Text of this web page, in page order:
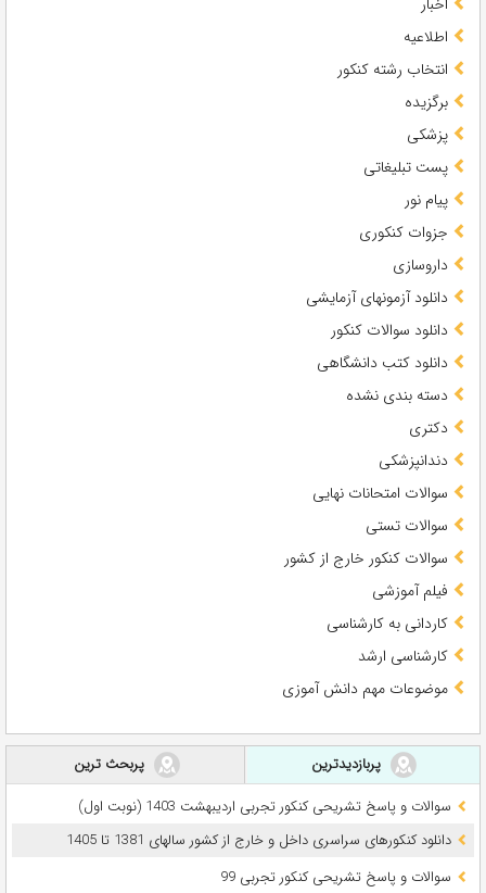
اطلاعیه
انتخاب رشته کنکور
برگزیده
پزشکی
پست تبلیغاتی
پیام نور
جزوات کنکوری
داروسازی
دانلود آزمونهای آزمایشی
دانلود سوالات کنکور
دانلود کتب دانشگاهی
دسته بندی نشده
دکتری
دندانپزشکی
سوالات امتحانات نهایی
سوالات تستی
سوالات کنکور خارج از کشور
فیلم آموزشی
کاردانی به کارشناسی
کارشناسی ارشد
موضوعات مهم دانش آموزی
پربازدیدترین
پربحث ترین
سوالات و پاسخ تشریحی کنکور تجربی اردیبهشت 1403 (نوبت اول)
دانلود کنکورهای سراسری داخل و خارج از کشور سالهای 1381 تا 1405
سوالات و پاسخ تشریحی کنکور تجربی 99